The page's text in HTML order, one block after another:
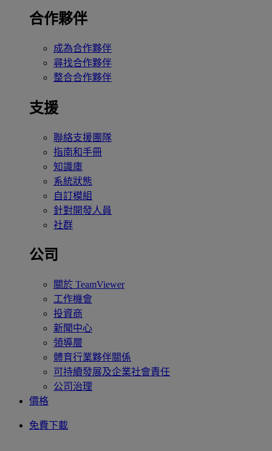
合作夥伴
成為合作夥伴
尋找合作夥伴
整合合作夥伴
支援
聯絡支援團隊
指南和手冊
知識庫
系統狀態
自訂模組
針對開發人員
社群
公司
關於 TeamViewer
工作機會
投資商
新聞中心
領導層
體育行業夥伴關係
可持續發展及企業社會責任
公司治理
價格
免費下載